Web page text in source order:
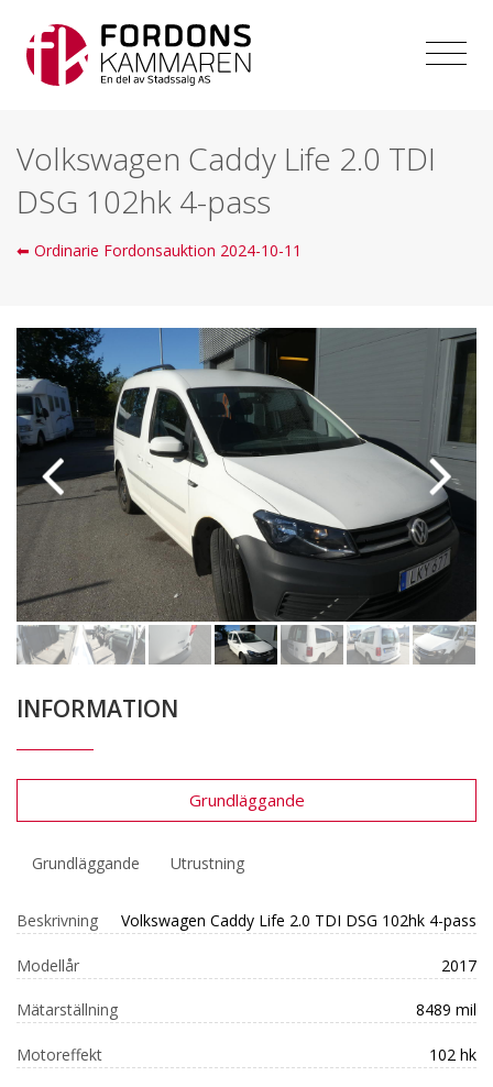
Volkswagen Caddy Life 2.0 TDI
DSG 102hk 4-pass
⬅ Ordinarie Fordonsauktion 2024-10-11
INFORMATION
Grundläggande
Grundläggande Utrustning
Beskrivning Volkswagen Caddy Life 2.0 TDI DSG 102hk 4-pass
Modellår 2017
Mätarställning 8489 mil
Motoreffekt 102 hk